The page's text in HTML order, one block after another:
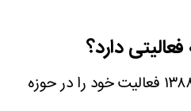
دارد؟
زرین ذرت شاهرود از سال ۱۳۸۸ فعالیت خود را در حوزه